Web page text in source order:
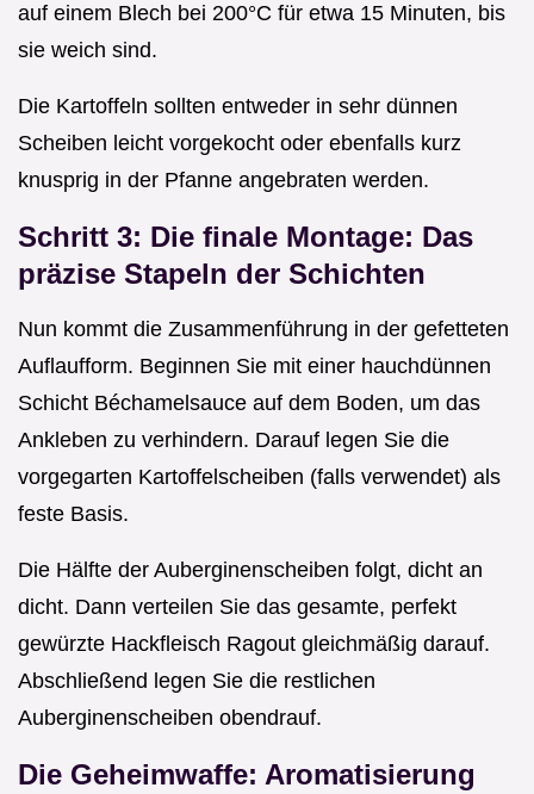
auf einem Blech bei 200°C für etwa 15 Minuten, bis
sie weich sind.
Die Kartoffeln sollten entweder in sehr dünnen
Scheiben leicht vorgekocht oder ebenfalls kurz
knusprig in der Pfanne angebraten werden.
Schritt 3: Die finale Montage: Das
präzise Stapeln der Schichten
Nun kommt die Zusammenführung in der gefetteten
Auflaufform. Beginnen Sie mit einer hauchdünnen
Schicht Béchamelsauce auf dem Boden, um das
Ankleben zu verhindern. Darauf legen Sie die
vorgegarten Kartoffelscheiben (falls verwendet) als
feste Basis.
Die Hälfte der Auberginenscheiben folgt, dicht an
dicht. Dann verteilen Sie das gesamte, perfekt
gewürzte Hackfleisch Ragout gleichmäßig darauf.
Abschließend legen Sie die restlichen
Auberginenscheiben obendrauf.
Die Geheimwaffe: Aromatisierung